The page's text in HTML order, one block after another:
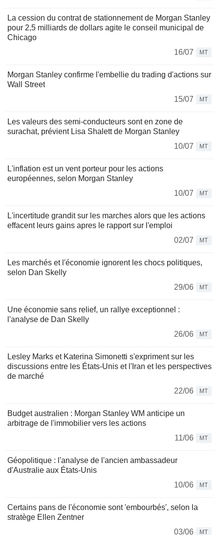
La cession du contrat de stationnement de Morgan Stanley
pour 2,5 milliards de dollars agite le conseil municipal de
Chicago
16/07
MT
Morgan Stanley confirme l'embellie du trading d'actions sur
Wall Street
15/07
MT
Les valeurs des semi-conducteurs sont en zone de
surachat, prévient Lisa Shalett de Morgan Stanley
10/07
MT
L'inflation est un vent porteur pour les actions
européennes, selon Morgan Stanley
10/07
MT
L'incertitude grandit sur les marches alors que les actions
effacent leurs gains apres le rapport sur l'emploi
02/07
MT
Les marchés et l'économie ignorent les chocs politiques,
selon Dan Skelly
29/06
MT
Une économie sans relief, un rallye exceptionnel :
l'analyse de Dan Skelly
26/06
MT
Lesley Marks et Katerina Simonetti s'expriment sur les
discussions entre les États-Unis et l'Iran et les perspectives
de marché
22/06
MT
Budget australien : Morgan Stanley WM anticipe un
arbitrage de l'immobilier vers les actions
11/06
MT
Géopolitique : l'analyse de l'ancien ambassadeur
d'Australie aux États-Unis
10/06
MT
Certains pans de l'économie sont 'embourbés', selon la
stratège Ellen Zentner
03/06
MT